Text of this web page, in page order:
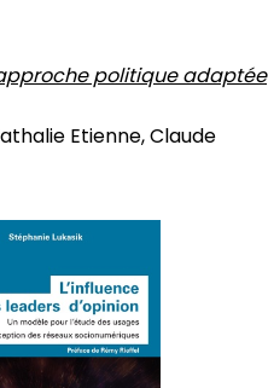
politique adaptée
Etienne, Claude